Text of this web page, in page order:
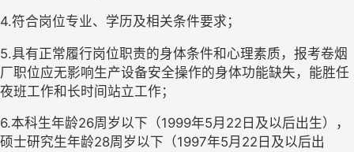
4.符合岗位专业、学历及相关条件要求；
5.具有正常履行岗位职责的身体条件和心理素质，报考卷烟
厂职位应无影响生产设备安全操作的身体功能缺失，能胜任
夜班工作和长时间站立工作；
6.本科生年龄26周岁以下（1999年5月22日及以后出生），
硕士研究生年龄28周岁以下（1997年5月22日及以后出